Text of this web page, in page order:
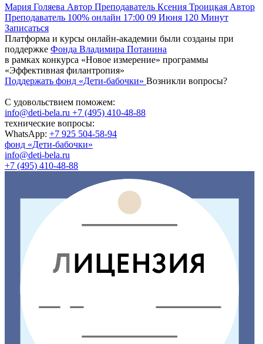
Мария Голяева Автор Преподаватель Ксения Троицкая Автор
Преподаватель 100% онлайн 17:00 09 Июня 120 Минут
Записаться
Платформа и курсы онлайн-академии были созданы при
поддержке Фонда Владимира Потанина
в рамках конкурса «Новое измерение» программы
«Эффективная филантропия»
Поддержать фонд «Дети-бабочки» Возникли вопросы?
С удовольствием поможем:
info@deti-bela.ru +7 (495) 410-48-88
технические вопросы:
WhatsApp: +7 925 504-58-94
фонд «Дети-бабочки»
info@deti-bela.ru
+7 (495) 410-48-88